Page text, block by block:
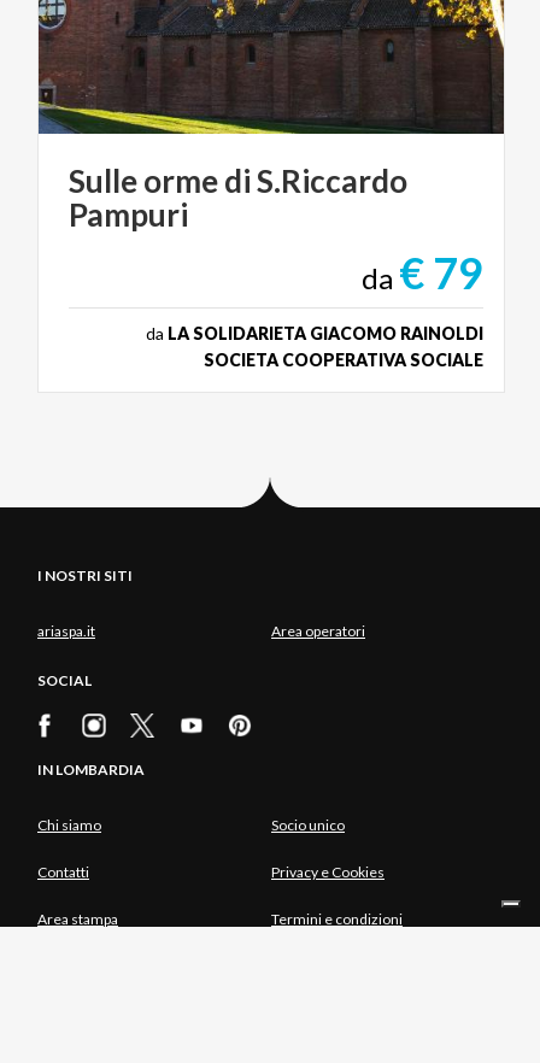
SulleormediS.Riccardo
Pampuri
da € 79
da LA SOLIDARIETA GIACOMO RAINOLDI
SOCIETA COOPERATIVA SOCIALE
I NOSTRI SITI
ariaspa.it Area operatori
SOCIAL
IN LOMBARDIA
Chi siamo Socio unico
Contatti Privacy e Cookies
Area stampa Termini e condizioni